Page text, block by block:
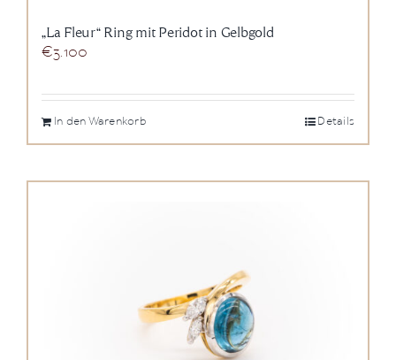
„La Fleur“ Ring mit Peridot in Gelbgold
€3.100
In den Warenkorb Details